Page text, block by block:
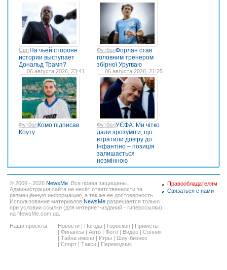
СвітНа чьей стороне
истории выступает
Дональд Трамп?
ФутболФорлан став
головним тренером
збірної Уругваю
06 августа 2026, 23:41
ФутболКомо підписав
Коуту
06 августа 2026, 21:25
ФутболУЄФА: Ми чітко
дали зрозуміти, що
втратили довіру до
Інфантіно – позиція
залишається
незмінною
© 2009 - 2026 NewsMe . Все права защищены.
Администрация сайта не несёт ответственности за
размещённую информацию, а так же ее достоверность.
Использование материалов NewsMe разрешается только
при условии ссылки (для интернет-изданий - гиперссылки)
на NewsMe.com.ua.
Наши проекты:
Новости | Погода | Гороскоп | Приметы
| Финансы | Авто | Фото | Видео | Сонник
| Тайна имени | Игры | Шоу-бизнес
| Спорт | Такси | Переводчик
Правообладателям
Связаться с нами